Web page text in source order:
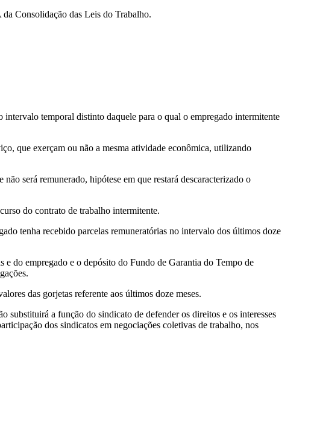
da Consolidação das Leis do Trabalho.
temporal distinto daquele para o qual o empregado intermitente
que exerçam ou não a mesma atividade econômica, utilizando
será remunerado, hipótese em que restará descaracterizado o
do contrato de trabalho intermitente.
tenha recebido parcelas remuneratórias no intervalo dos últimos doze
do empregado e o depósito do Fundo de Garantia do Tempo de
das gorjetas referente aos últimos doze meses.
substituirá a função do sindicato de defender os direitos e os interesses
dos sindicatos em negociações coletivas de trabalho, nos